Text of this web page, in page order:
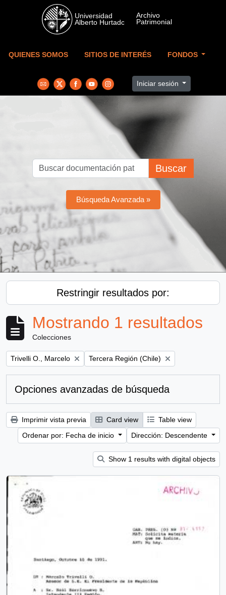
Skip to main content
QUIENES SOMOS SITIOS DE INTERÉS FONDOS
Iniciar sesión
Buscar
Búsqueda Avanzada »
Restringir resultados por:
Mostrando 1 resultados
Colecciones
Remove filter:
Trivelli O., Marcelo Remove filter:
Tercera Región (Chile)
Opciones avanzadas de búsqueda
Imprimir vista previa Card view
Table view
Ordenar por: Fecha de inicio
Dirección: Descendente
Show 1 results with digital objects